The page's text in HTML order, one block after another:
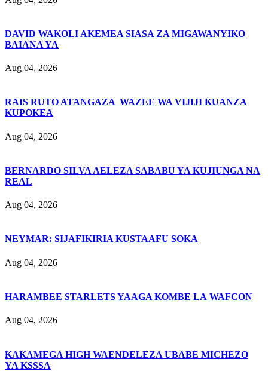
DAVID WAKOLI AKEMEA SIASA ZA MIGAWANYIKO
BAIANA YA
Aug 04, 2026
RAIS RUTO ATANGAZA WAZEE WA VIJIJI KUANZA
KUPOKEA
Aug 04, 2026
BERNARDO SILVA AELEZA SABABU YA KUJIUNGA NA
REAL
Aug 04, 2026
NEYMAR: SIJAFIKIRIA KUSTAAFU SOKA
Aug 04, 2026
HARAMBEE STARLETS YAAGA KOMBE LA WAFCON
Aug 04, 2026
KAKAMEGA HIGH WAENDELEZA UBABE MICHEZO
YA KSSSA